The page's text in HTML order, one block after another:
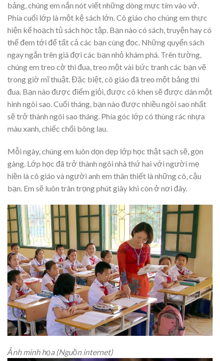
bảng, chúng em nắn nót viết những dòng mực tím vào vở.
Phía cuối lớp là một kệ sách lớn. Cô giáo cho chúng em thực
hiện kế hoạch tủ sách học tập. Bạn nào có sách, truyện hay có
thể đem tới để tất cả các bạn cùng đọc. Những quyển sách
ngay ngắn trên giá đợi các bạn nhỏ khám phá. Trên tường,
chúng em treo cờ thi đua, treo một vài bức tranh các bạn vẽ
trong giờ mĩ thuật. Đặc biệt, cô giáo đã treo một bảng thi
đua. Bạn nào được điểm giỏi, được cô khen sẽ được dán một
hình ngôi sao. Cuối tháng, bạn nào được nhiều ngôi sao nhất
sẽ trở thành ngôi sao tháng. Phía góc lớp có thùng rác nhựa
màu xanh, chiếc chổi bông lau.
Mỗi ngày, chúng em luôn dọn dẹp lớp học thật sạch sẽ, gọn
gàng. Lớp học đã trở thành ngôi nhà thứ hai với người mẹ
hiền là cô giáo và người anh em thân thiết là những cô, cậu
bạn. Em sẽ luôn trân trọng phút giây khi còn ở nơi đây.
Ảnh minh họa (Nguồn internet)